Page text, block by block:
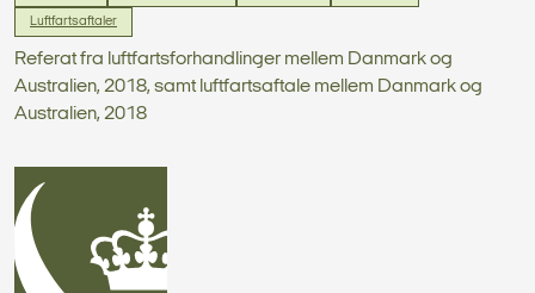
Luftfartsaftaler
Referat fra luftfartsforhandlinger mellem Danmark og
Australien, 2018, samt luftfartsaftale mellem Danmark og
Australien, 2018